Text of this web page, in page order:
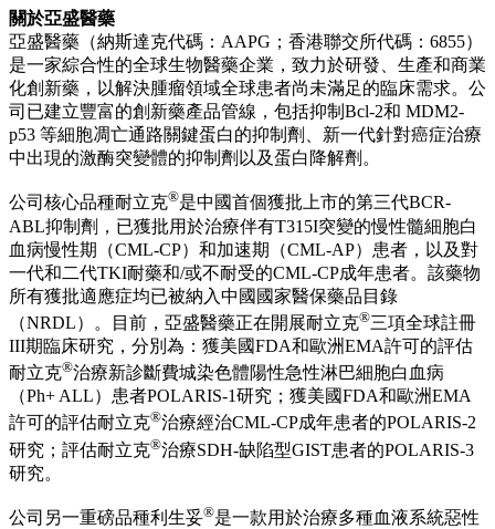
關於亞盛醫藥
亞盛醫藥（納斯達克代碼：AAPG；香港聯交所代碼：6855）
是一家綜合性的全球生物醫藥企業，致力於研發、生產和商業
化創新藥，以解決腫瘤領域全球患者尚未滿足的臨床需求。公
司已建立豐富的創新藥產品管線，包括抑制Bcl-2和 MDM2-
p53 等細胞凋亡通路關鍵蛋白的抑制劑、新一代針對癌症治療
中出現的激酶突變體的抑制劑以及蛋白降解劑。
公司核心品種耐立克®是中國首個獲批上市的第三代BCR-
ABL抑制劑，已獲批用於治療伴有T315I突變的慢性髓細胞白
血病慢性期（CML-CP）和加速期（CML-AP）患者，以及對
一代和二代TKI耐藥和/或不耐受的CML-CP成年患者。該藥物
所有獲批適應症均已被納入中國國家醫保藥品目錄
（NRDL）。目前，亞盛醫藥正在開展耐立克®三項全球註冊
III期臨床研究，分別為：獲美國FDA和歐洲EMA許可的評估
耐立克®治療新診斷費城染色體陽性急性淋巴細胞白血病
（Ph+ ALL）患者POLARIS-1研究；獲美國FDA和歐洲EMA
許可的評估耐立克®治療經治CML-CP成年患者的POLARIS-2
研究；評估耐立克®治療SDH-缺陷型GIST患者的POLARIS-3
研究。
公司另一重磅品種利生妥®是一款用於治療多種血液系統惡性